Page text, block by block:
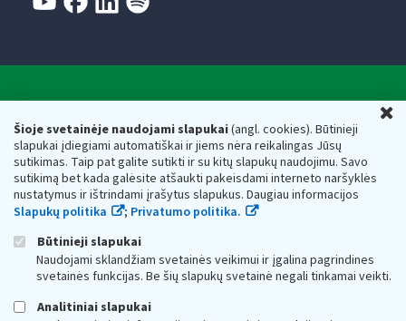
Šioje svetainėje naudojami slapukai(angl. cookies). Būtinieji
slapukai įdiegiami automatiškai ir jiems nėra reikalingas Jūsų
sutikimas. Taip pat galite sutikti ir su kitų slapukų naudojimu. Savo
sutikimą bet kada galėsite atšaukti pakeisdami interneto naršyklės
nustatymus ir ištrindami įrašytus slapukus. Daugiau informacijos
Slapukų politika
; Privatumo politika.
Būtinieji slapukai
Naudojami sklandžiam svetainės veikimui ir įgalina pagrindines
svetainės funkcijas. Be šių slapukų svetainė negali tinkamai veikti.
Analitiniai slapukai
Respublikos finansų ministerijos
Biudžetinė įstaiga. Juridinio asmens kodas — 188659752,
adresas: Vasario 16-osios g. 14, 01107 Vilnius, Lietuva, el.paštas:
vmi@vmi.lt, E. pristatymo dėžutės adresas 188659752
Duomenys apie Valstybinę mokesčių inspekciją prie Lietuvos
Respublikos finansų ministerijos kaupiami ir saugomi Juridinių